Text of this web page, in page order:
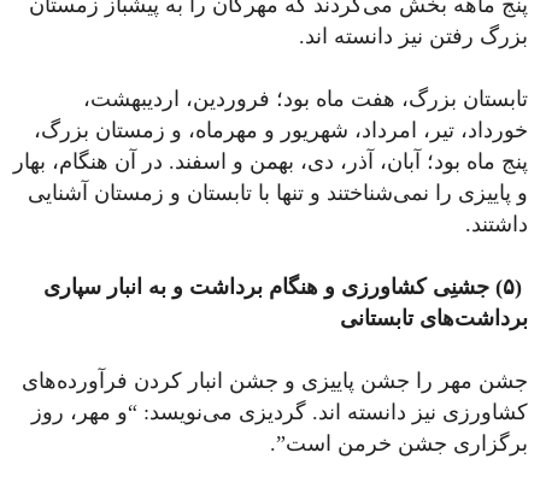
پنج ماهه بخش می‌کردند که مهرگان را به پیشباز زمستان
بزرگ رفتن نیز دانسته اند.
تابستان بزرگ، هفت ماه بود؛ فروردین، اردیبهشت،
خورداد، تیر، امرداد، شهریور و مهرماه، و زمستان بزرگ،
پنج ماه بود؛ آبان، آذر، دی، بهمن و اسفند. در آن هنگام، بهار
و پاییزی را نمی‌شناختند و تنها با تابستان و زمستان آشنایی
داشتند.
(۵) جشنِی کشاورزی و هنگام برداشت و به انبار سپاری
برداشت‌های تابستانی
جشن مهر را جشن پاییزی و جشن انبار کردن فرآورده‌های
کشاورزی نیز دانسته اند. گردیزی می‌نویسد: “و مهر، روز
برگزاری جشن خرمن است”.